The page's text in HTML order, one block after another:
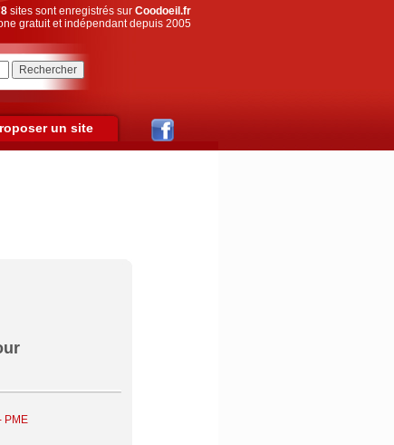
sites sont enregistrés sur Coodoeil.fr
gratuit et indépendant depuis 2005
un site
PME